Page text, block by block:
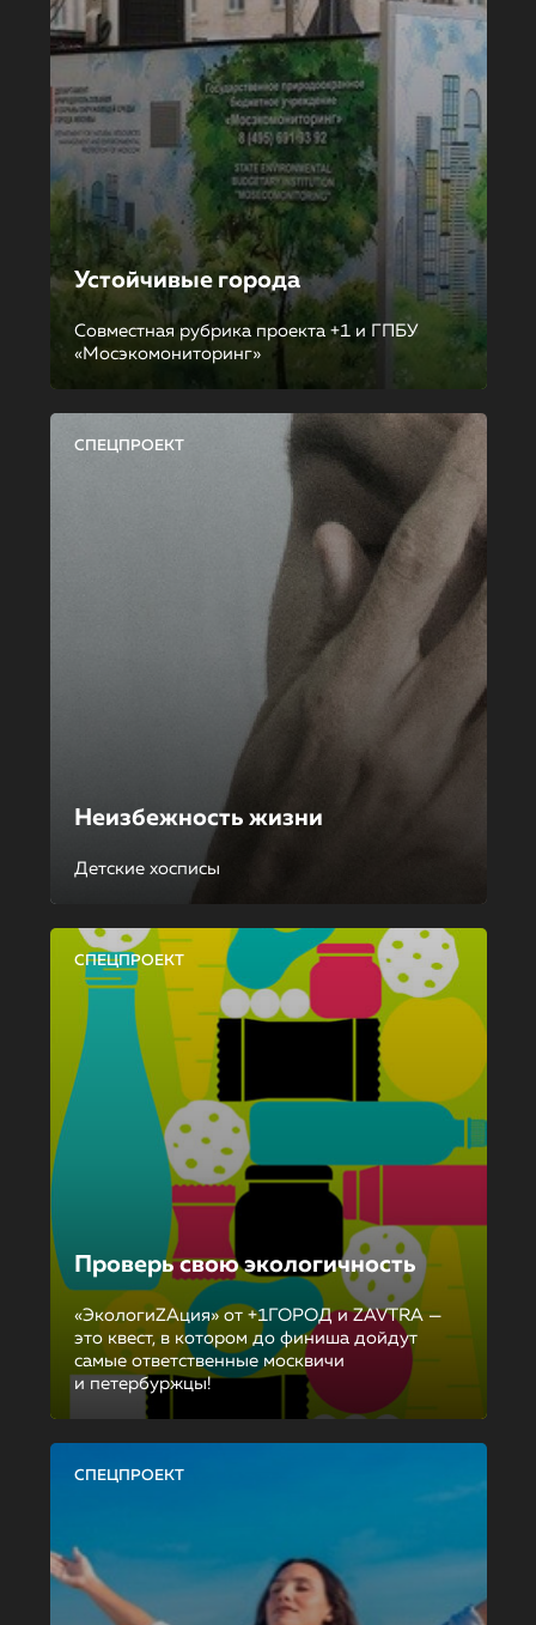
Устойчивые города
Совместная рубрика проекта +1 и ГПБУ
«Мосэкомониторинг»
СПЕЦПРОЕКТ
Неизбежность жизни
Детские хосписы
СПЕЦПРОЕКТ
Проверь свою экологичность
«ЭкологиZAция» от +1ГОРОД и ZAVTRA —
это квест, в котором до финиша дойдут
самые ответственные москвичи
и петербуржцы!
СПЕЦПРОЕКТ